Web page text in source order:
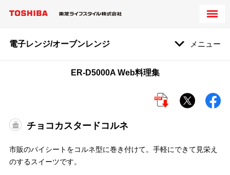
電子レンジ/オーブンレンジ メニュー
ER-D5000A Web料理集
チョコカスタードコルネ
市販のパイシートをコルネ型に巻き付けて。手軽にできて見栄え
のするスイーツです。